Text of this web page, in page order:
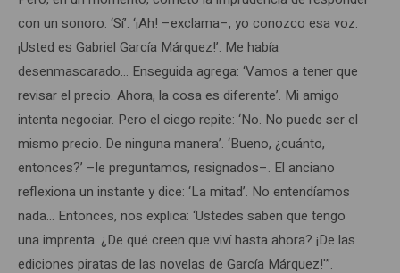
con un sonoro: ‘Sí’. ‘¡Ah! –exclama–, yo conozco esa voz.
¡Usted es Gabriel García Márquez!’. Me había
desenmascarado… Enseguida agrega: ‘Vamos a tener que
revisar el precio. Ahora, la cosa es diferente’. Mi amigo
intenta negociar. Pero el ciego repite: ‘No. No puede ser el
mismo precio. De ninguna manera’. ‘Bueno, ¿cuánto,
entonces?’ –le preguntamos, resignados–. El anciano
reflexiona un instante y dice: ‘La mitad’. No entendíamos
nada… Entonces, nos explica: ‘Ustedes saben que tengo
una imprenta. ¿De qué creen que viví hasta ahora? ¡De las
ediciones piratas de las novelas de García Márquez!'”.